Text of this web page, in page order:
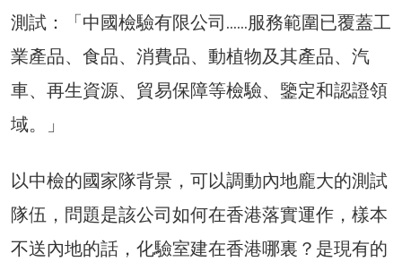
測試：「中國檢驗有限公司……服務範圍已覆蓋工
業產品、食品、消費品、動植物及其產品、汽
車、再生資源、貿易保障等檢驗、鑒定和認證領
域。」
以中檢的國家隊背景，可以調動內地龐大的測試
隊伍，問題是該公司如何在香港落實運作，樣本
不送內地的話，化驗室建在香港哪裏？是現有的